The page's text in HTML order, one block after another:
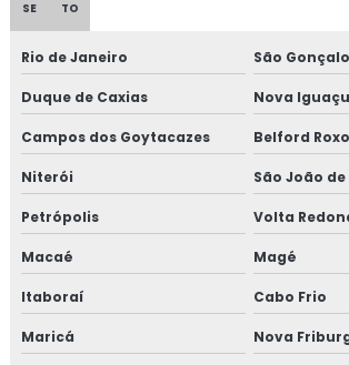
Isolamento acústico para navios
Isolamento acústico para onshore
Isolamento acústico para refinarias
Isolamento aerogel
Isolamento aerogel térmico
Isolamento câmara fria
Isolamento de caldeira
SE TO
Rio de Janeiro São Gonçalo
Duque de Caxias Nova Iguaçu
Campos dos Goytacazes Belford Roxo
Niterói São João
Petrópolis Volta
Macaé Magé
Itaboraí Cabo Frio
Maricá Nova